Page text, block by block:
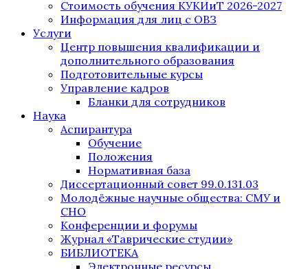
Стоимость обучения КУКИиТ 2026-2027
Информация для лиц с ОВЗ
Услуги
Центр повышения квалификации и
дополнительного образования
Подготовительные курсы
Управление кадров
Бланки для сотрудников
Наука
Аспирантура
Обучение
Положения
Нормативная база
Диссертационный совет 99.0.131.03
Молодёжные научные общества: СМУ и
СНО
Конференции и форумы
Журнал «Таврические студии»
БИБЛИОТЕКА
Электронные ресурсы